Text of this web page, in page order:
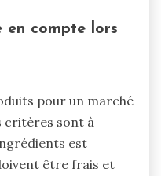
en compte lors
pour un marché
critères sont à
est
être frais et